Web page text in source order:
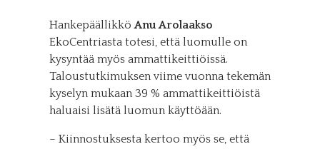
HankepäällikköAnu Arolaakso
EkoCentriasta totesi, että luomulle on
kysyntää myös ammattikeittiöissä.
Taloustutkimuksen viime vuonna tekemän
kyselyn mukaan 39 % ammattikeittiöistä
haluaisi lisätä luomun käyttöään.
– Kiinnostuksesta kertoo myös se, että